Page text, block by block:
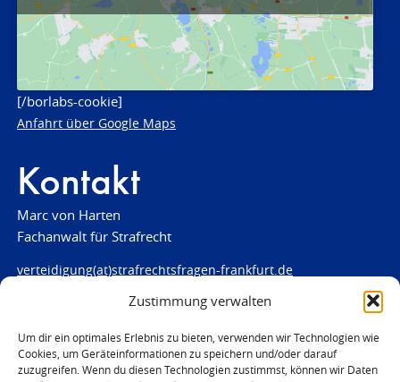
Zustimmung verwalten
Um dir ein optimales Erlebnis zu bieten, verwenden wir Technologien wie
Cookies, um Geräteinformationen zu speichern und/oder darauf
zuzugreifen. Wenn du diesen Technologien zustimmst, können wir Daten
[/borlabs-cookie]
Anfahrt über Google Maps
Kontakt
Marc von Harten
Fachanwalt für Strafrecht
verteidigung(at)strafrechtsfragen-frankfurt.de
www.strafrechtsfragen-frankfurt.de
Louisenstraße 84
61348 Bad Homburg